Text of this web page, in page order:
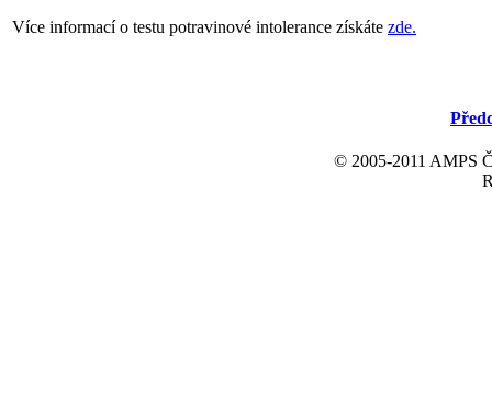
Více informací o testu potravinové intolerance získáte zde.
© 2005-2011 AMPS